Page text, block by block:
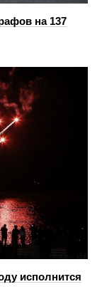
на 137
исполнится